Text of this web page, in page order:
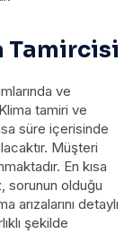
Tamircisi
ve
tamiri ve
süre içerisinde
Müşteri
En kısa
sorunun olduğu
detaylı
şekilde